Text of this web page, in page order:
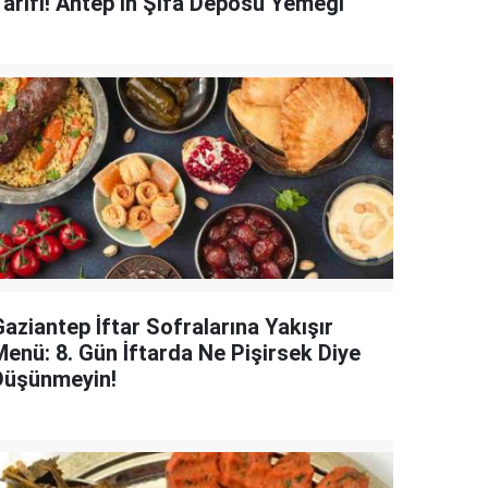
İftar Sofralarına Yakışır
8. Gün İftarda Ne Pişirsek Diye